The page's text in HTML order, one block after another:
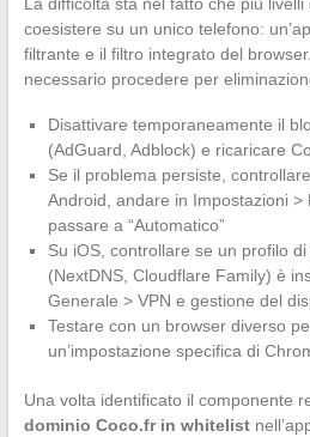
coesistere su un unico telefono:
filtrante e il filtro integrato del
necessario procedere per
Disattivare temporaneamente il
(AdGuard, Adblock) e ricaricare
Se il problema persiste,
Android, andare in Impostazioni >
passare a “Automatico”
Su iOS, controllare se un profilo
(NextDNS, Cloudflare Family) è
Generale > VPN e gestione del
Testare con un browser diverso
un’impostazione specifica di
Una volta identificato il componente
dominio Coco.fr in whitelist